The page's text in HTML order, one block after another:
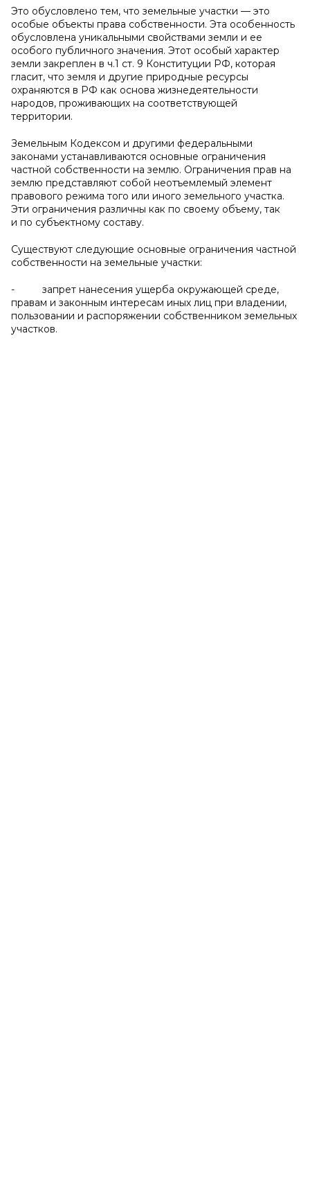
Это обусловлено тем, что земельные участки — это
особые объекты права собственности. Эта особенность
обусловлена уникальными свойствами земли и ее
особого публичного значения. Этот особый характер
земли закреплен в ч.1 ст. 9 Конституции РФ, которая
гласит, что земля и другие природные ресурсы
охраняются в РФ как основа жизнедеятельности
народов, проживающих на соответствующей
территории.
Земельным Кодексом и другими федеральными
законами устанавливаются основные ограничения
частной собственности на землю. Ограничения прав на
землю представляют собой неотъемлемый элемент
правового режима того или иного земельного участка.
Эти ограничения различны как по своему объему, так
и по субъектному составу.
Существуют следующие основные ограничения частной
собственности на земельные участки:
- запрет нанесения ущерба окружающей среде,
правам и законным интересам иных лиц при владении,
пользовании и распоряжении собственником земельных
участков.